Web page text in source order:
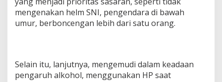
mengenakan helm SNI, pengendara di bawah
umur, berboncengan lebih dari satu orang.
Selain itu, lanjutnya, mengemudi dalam keadaan
pengaruh alkohol, menggunakan HP saat